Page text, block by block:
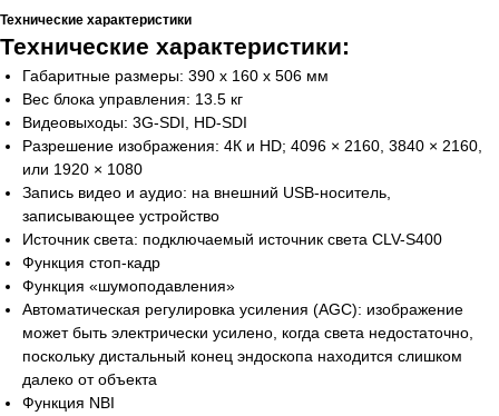
Технические характеристики
Технические характеристики:
Габаритные размеры: 390 х 160 х 506 мм
Вес блока управления: 13.5 кг
Видеовыходы: 3G-SDI, HD-SDI
Разрешение изображения: 4К и HD; 4096 × 2160, 3840 × 2160,
или 1920 × 1080
Запись видео и аудио: на внешний USB-носитель,
записывающее устройство
Источник света: подключаемый источник света CLV-S400
Функция стоп-кадр
Функция «шумоподавления»
Автоматическая регулировка усиления (AGC): изображение
может быть электрически усилено, когда света недостаточно,
поскольку дистальный конец эндоскопа находится слишком
далеко от объекта
Функция NBI
+998
Позвоните мне
Официальный
дистрибьютор медицинского
оборудования
Основное
О нас
Каталог